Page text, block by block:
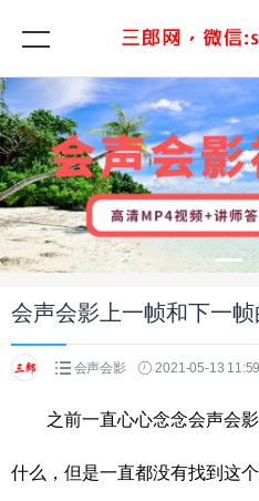
会声会影上一帧和下一
会声会影 2021-05-13 11:59
之前一直心心念念会声会
什么，但是一直都没有找到这